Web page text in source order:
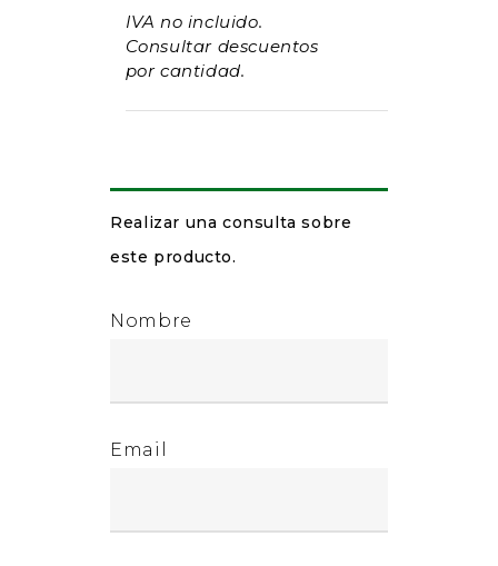
IVA no incluido.
Consultar descuentos
por cantidad.
Realizar una consulta sobre
este producto.
Nombre
Email